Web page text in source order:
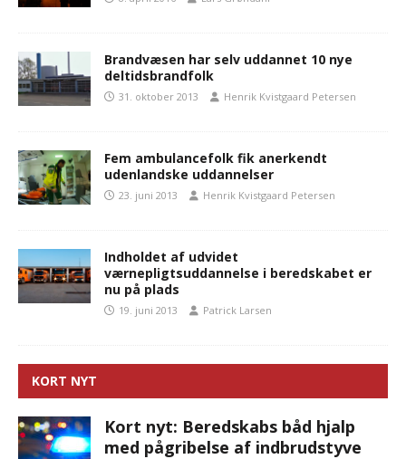
Brandvæsen har selv uddannet 10 nye
deltidsbrandfolk
31. oktober 2013 Henrik Kvistgaard Petersen
Fem ambulancefolk fik anerkendt
udenlandske uddannelser
23. juni 2013 Henrik Kvistgaard Petersen
Indholdet af udvidet
værnepligtsuddannelse i beredskabet er
nu på plads
19. juni 2013 Patrick Larsen
KORT NYT
Kort nyt: Beredskabs båd hjalp
med pågribelse af indbrudstyve